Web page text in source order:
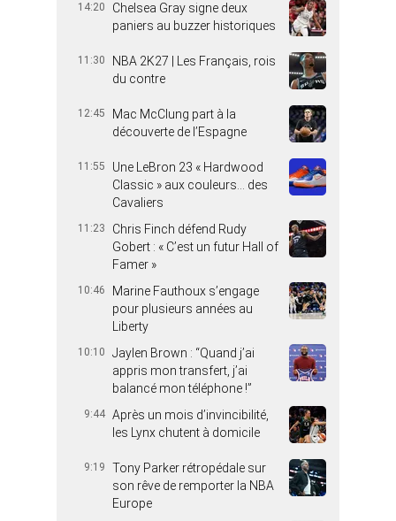
14:20
Chelsea Gray signe deux
paniers au buzzer historiques
11:30
NBA 2K27 | Les Français, rois
du contre
12:45
Mac McClung part à la
découverte de l’Espagne
11:55
Une LeBron 23 « Hardwood
Classic » aux couleurs… des
Cavaliers
11:23
Chris Finch défend Rudy
Gobert : « C’est un futur Hall of
Famer »
10:46
Marine Fauthoux s’engage
pour plusieurs années au
Liberty
10:10
Jaylen Brown : “Quand j’ai
appris mon transfert, j’ai
balancé mon téléphone !”
9:44 Après un mois d’invincibilité,
les Lynx chutent à domicile
9:19
Tony Parker rétropédale sur
son rêve de remporter la NBA
Europe